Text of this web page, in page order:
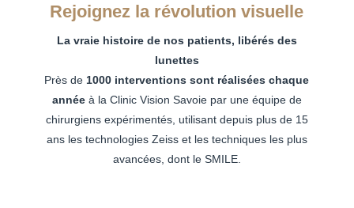
Rejoignez la révolution visuelle
La vraie histoire de nos patients, libérés des
lunettes
Près de 1000 interventions sont réalisées chaque
annéeà la Clinic Vision Savoie par une équipe de
chirurgiens expérimentés, utilisant depuis plus de 15
ans les technologies Zeiss et les techniques les plus
avancées, dont le SMILE.